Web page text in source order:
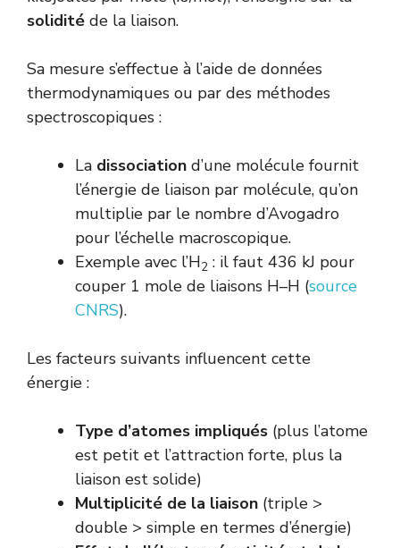
solidité de la liaison.
Sa mesure s’effectue à l’aide de données
thermodynamiques ou par des méthodes
spectroscopiques :
La dissociation d’une molécule fournit
l’énergie de liaison par molécule, qu’on
multiplie par le nombre d’Avogadro
pour l’échelle macroscopique.
Exemple avec l’H2 : il faut 436 kJ pour
couper 1 mole de liaisons H–H (source
CNRS).
Les facteurs suivants influencent cette
énergie :
Type d’atomes impliqués (plus l’atome
est petit et l’attraction forte, plus la
liaison est solide)
Multiplicité de la liaison (triple >
double > simple en termes d’énergie)